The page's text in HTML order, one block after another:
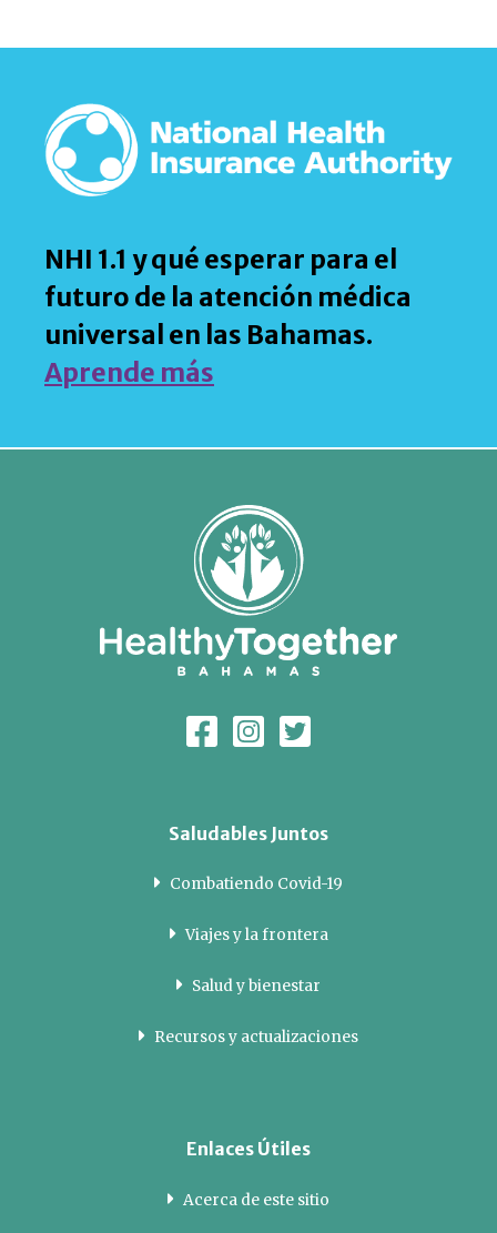
NHI 1.1 y qué esperar para el
futuro de la atención médica
universal en las Bahamas.
Aprende más
Saludables Juntos
Combatiendo Covid-19
Viajes y la frontera
Salud y bienestar
Recursos y actualizaciones
Enlaces Útiles
Acerca de este sitio